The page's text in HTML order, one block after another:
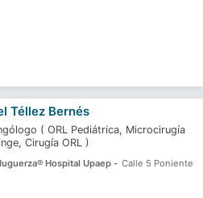
Téllez Bernés
( ORL Pediátrica, Microcirugía
Cirugía ORL )
Hospital Upaep - Calle 5 Poniente